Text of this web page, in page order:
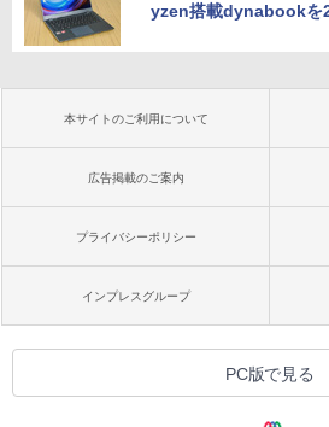
yzen搭載dynabookを
本サイトのご利用について
広告掲載のご案内
プライバシーポリシー
インプレスグループ
PC版で見る